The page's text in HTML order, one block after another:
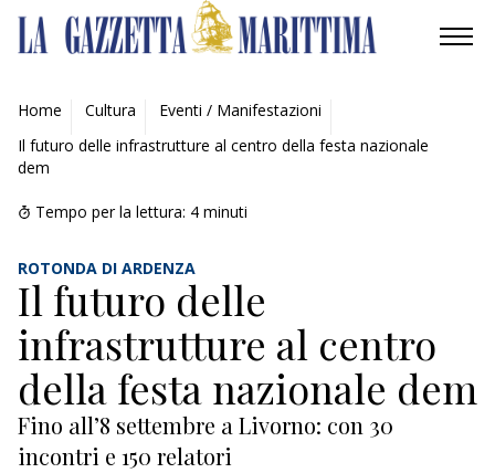
AMBIENTE
MOBILITÀ
INDUSTRIA
RICERCA
ECONOMIA
TURISMO
CULTURA
Home Cultura
Eventi / Manifestazioni
Il futuro delle infrastrutture al centro della festa nazionale
dem
Tempo per la lettura: 4 minuti
ROTONDA DI ARDENZA
Il futuro delle
infrastrutture al centro
della festa nazionale dem
Fino all’8 settembre a Livorno: con 30
incontri e 150 relatori